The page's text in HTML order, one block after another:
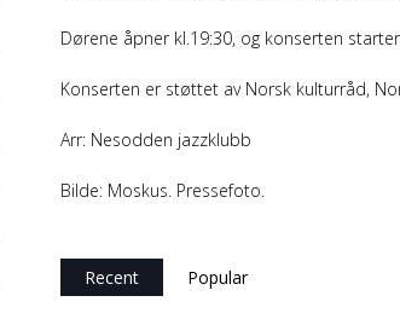
Dørene åpner kl.19:30, og konserten
Konserten er støttet av Norsk kulturråd,
Arr: Nesodden jazzklubb
Bilde: Moskus. Pressefoto.
Recent Popular